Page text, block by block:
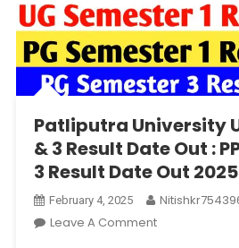
Patliputra University
& 3 Result Date Out :
3 Result Date Out 2025
February 4, 2025
Leave A CommentOn